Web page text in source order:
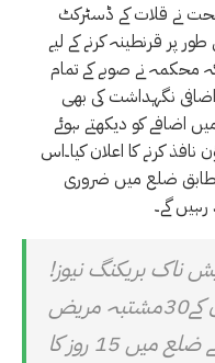
نے قلات کے ڈسٹرکٹ
پر قرنطینہ کرنے کے لیے
محکمہ نے صوبے کے تمام
نگہداشت کی بھی
اضافے کو دیکھتے ہوئے
کا لاک ڈاؤن نافذ کرنے کا اعلان کیا۔اس
ضلع میں ضروری
رہیں گے۔
ناک بریکنگ نیوز!
بلوچستان میں اومی کرون کے30مشتبہ مریض
سامنے آگئے، مشتبہ کیسز والے ضلع میں 15 روز کا